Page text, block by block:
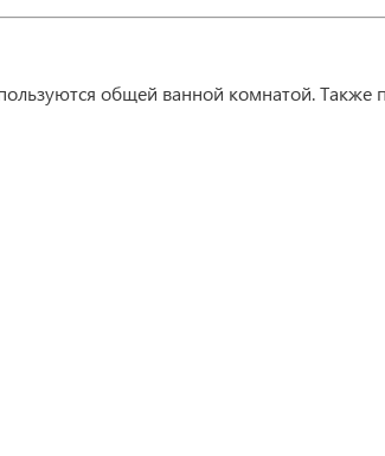
общей ванной комнатой. Также